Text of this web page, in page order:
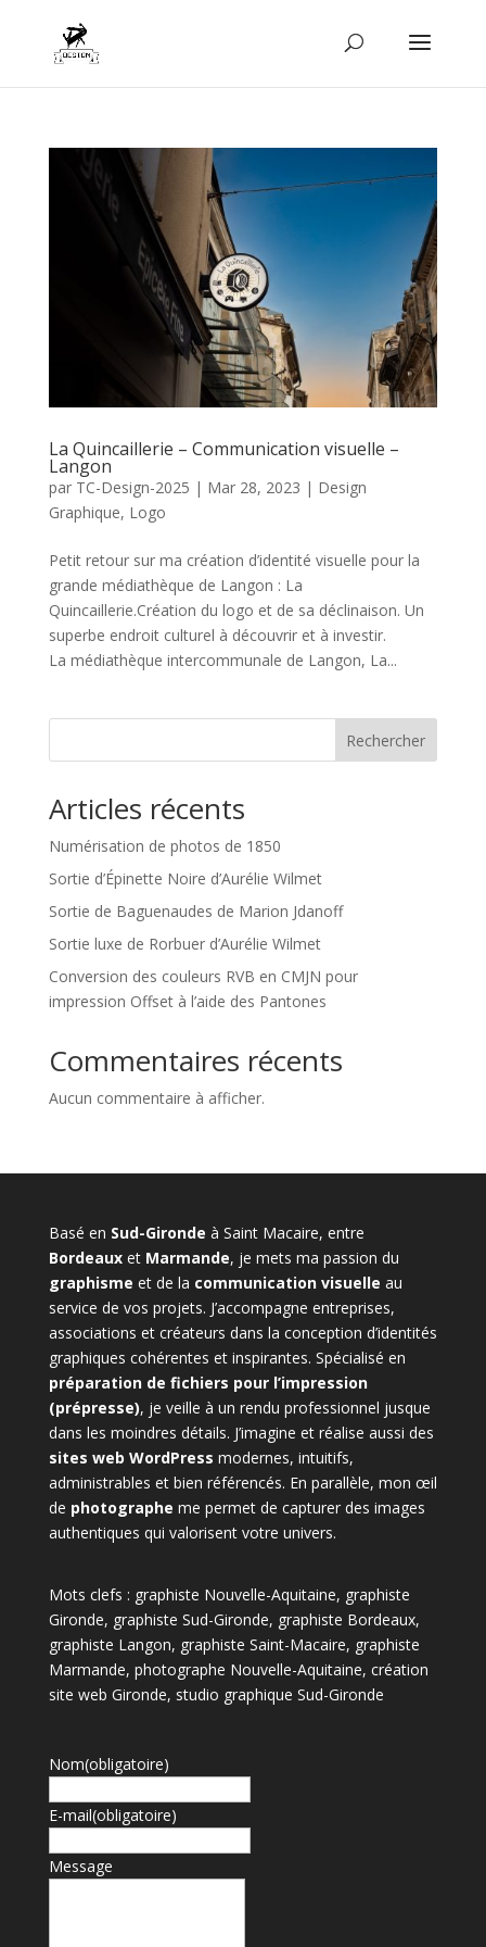
La Quincaillerie – Communication visuelle –
Langon
par TC-Design-2025 | Mar 28, 2023 | Design
Graphique, Logo
Petit retour sur ma création d’identité visuelle pour la
grande médiathèque de Langon : La
Quincaillerie.Création du logo et de sa déclinaison. Un
superbe endroit culturel à découvrir et à investir.
La médiathèque intercommunale de Langon, La...
Rechercher
Articles récents
Numérisation de photos de 1850
Sortie d’Épinette Noire d’Aurélie Wilmet
Sortie de Baguenaudes de Marion Jdanoff
Sortie luxe de Rorbuer d’Aurélie Wilmet
Conversion des couleurs RVB en CMJN pour
impression Offset à l’aide des Pantones
Commentaires récents
Aucun commentaire à afficher.
Basé en Sud-Gironde à Saint Macaire, entre
Bordeauxet Marmande, je mets ma passion du
graphisme et de la communication visuelle au
service de vos projets. J’accompagne entreprises,
associations et créateurs dans la conception d’identités
graphiques cohérentes et inspirantes. Spécialisé en
préparation de fichiers pour l’impression
(prépresse), je veille à un rendu professionnel jusque
dans les moindres détails. J’imagine et réalise aussi des
sites web WordPress modernes, intuitifs,
administrables et bien référencés. En parallèle, mon œil
de photographe me permet de capturer des images
authentiques qui valorisent votre univers.
Mots clefs : graphiste Nouvelle-Aquitaine, graphiste
Gironde, graphiste Sud-Gironde, graphiste Bordeaux,
graphiste Langon, graphiste Saint-Macaire, graphiste
Marmande, photographe Nouvelle-Aquitaine, création
site web Gironde, studio graphique Sud-Gironde
Nom(obligatoire)
E-mail(obligatoire)
Message